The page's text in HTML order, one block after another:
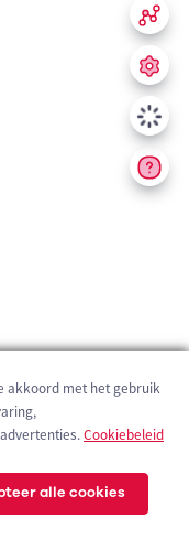
akkoord met het gebruik
Cookiebeleid
alle cookies